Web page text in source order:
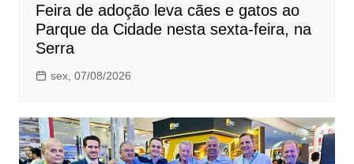
Feira de adoção leva cães e gatos ao
Parque da Cidade nesta sexta-feira, na
Serra
sex, 07/08/2026